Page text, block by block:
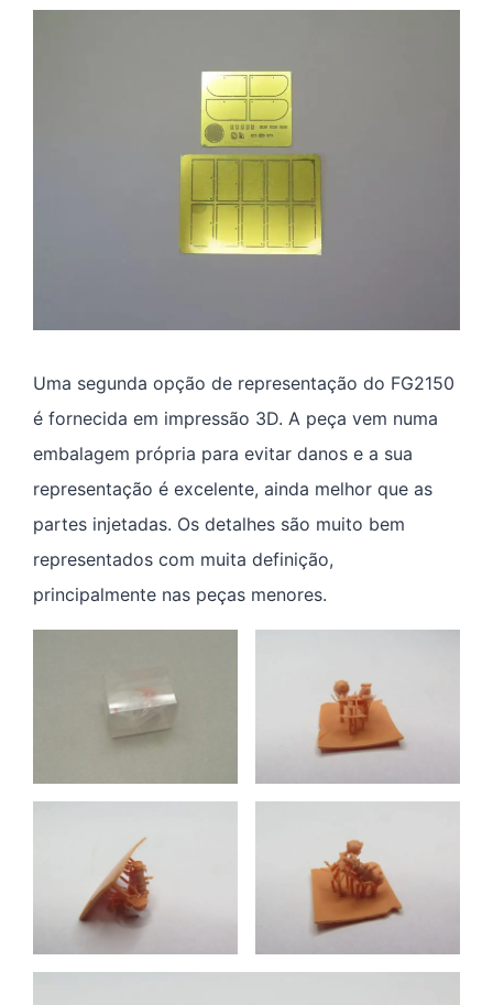
Uma segunda opção de representação do FG2150
é fornecida em impressão 3D. A peça vem numa
embalagem própria para evitar danos e a sua
representação é excelente, ainda melhor que as
partes injetadas. Os detalhes são muito bem
representados com muita definição,
principalmente nas peças menores.